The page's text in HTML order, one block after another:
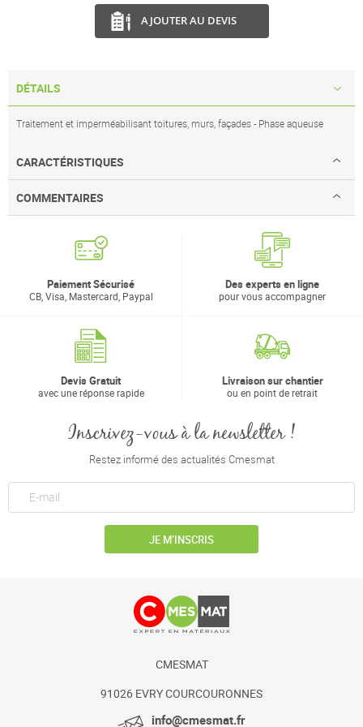
AJOUTER AU DEVIS
DÉTAILS
Traitement et imperméabilisant toitures, murs, façades - Phase aqueuse
CARACTÉRISTIQUES
COMMENTAIRES
Paiement Sécurisé
CB, Visa, Mastercard, Paypal
Des experts en ligne
pour vous accompagner
Devis Gratuit
avec une réponse rapide
Livraison sur chantier
ou en point de retrait
Inscrivez-vous à la newsletter !
Restez informé des actualités Cmesmat
JE M’INSCRIS
CMESMAT
91026 EVRY COURCOURONNES
info@cmesmat.fr